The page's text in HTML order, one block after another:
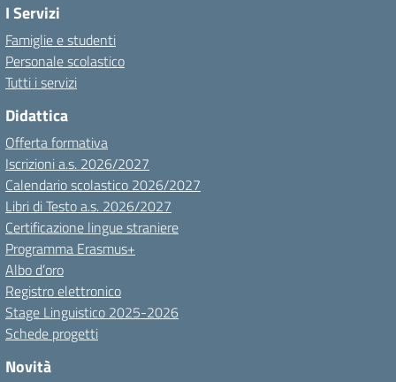
I Servizi
Famiglie e studenti
Personale scolastico
Tutti i servizi
Didattica
Offerta formativa
Iscrizioni a.s. 2026/2027
Calendario scolastico 2026/2027
Libri di Testo a.s. 2026/2027
Certificazione lingue straniere
Programma Erasmus+
Albo d’oro
Registro elettronico
Stage Linguistico 2025-2026
Schede progetti
Novità